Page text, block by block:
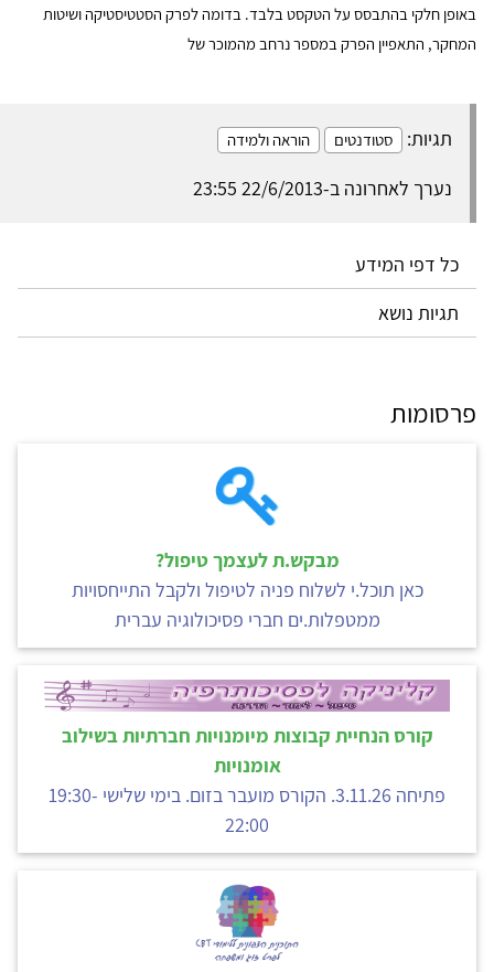
באופן חלקי בהתבסס על הטקסט בלבד. בדומה לפרק הסטטיסטיקה ושיטות
המחקר, התאפיין הפרק במספר נרחב מהמוכר של
תגיות: סטודנטים הוראה ולמידה
נערך לאחרונה ב-22/6/2013 23:55
כל דפי המידע
תגיות נושא
פרסומות
מבקש.ת לעצמך טיפול?
כאן תוכל.י לשלוח פניה לטיפול ולקבל התייחסויות
ממטפלות.ים חברי פסיכולוגיה עברית
קורס הנחיית קבוצות מיומנויות חברתיות בשילוב
אומנויות
פתיחה 3.11.26. הקורס מועבר בזום. בימי שלישי 19:30-
22:00